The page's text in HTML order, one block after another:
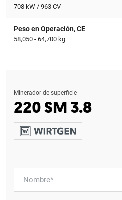
708 kW / 963 CV
Peso en Operación, CE
58,050 - 64,700 kg
Minerador de superficie
220 SM 3.8